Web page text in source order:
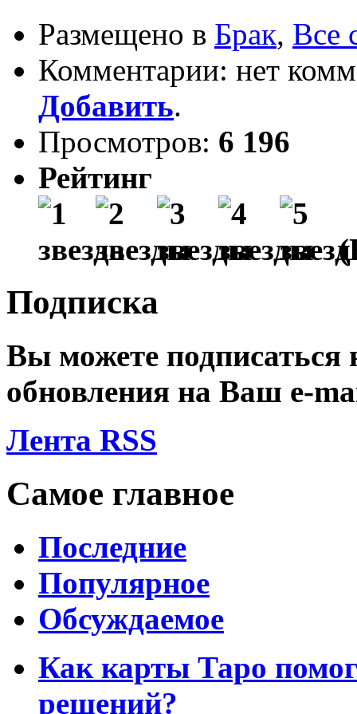
Размещено в Брак, Все
Комментарии: нет
Добавить.
Просмотров: 6 196
Рейтинг
Подписка
Вы можете подписаться
обновления на Ваш e-
Лента RSS
Самое главное
Последние
Популярное
Обсуждаемое
Как карты Таро
решений?